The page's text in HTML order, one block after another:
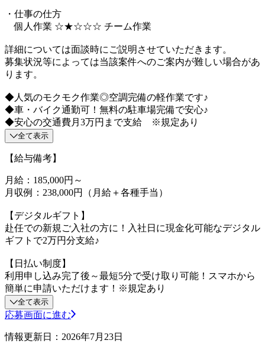
・仕事の仕方
個人作業 ☆★☆☆☆ チーム作業
詳細については面談時にご説明させていただきます。
募集状況等によっては当該案件へのご案内が難しい場合があ
ります。
◆人気のモクモク作業◎空調完備の軽作業です♪
◆車・バイク通勤可！無料の駐車場完備で安心♪
◆安心の交通費月3万円まで支給 ※規定あり
全て表示
【給与備考】
月給：185,000円～
月収例：238,000円（月給＋各種手当）
【デジタルギフト】
赴任での新規ご入社の方に！入社日に現金化可能なデジタル
ギフトで2万円分支給♪
【日払い制度】
利用申し込み完了後～最短5分で受け取り可能！スマホから
簡単に申請いただけます！※規定あり
全て表示
応募画面に進む
情報更新日：2026年7月23日